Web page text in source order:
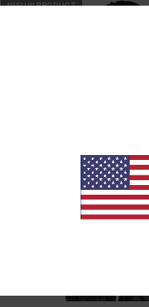
NIEUW PRODUCT